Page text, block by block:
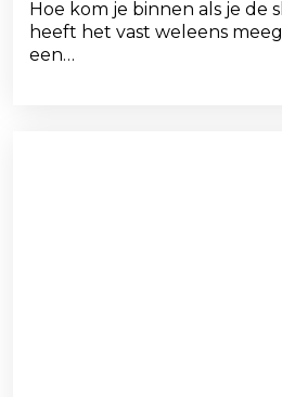
Hoe kom je binnen als je de
heeft het vast weleens
een…